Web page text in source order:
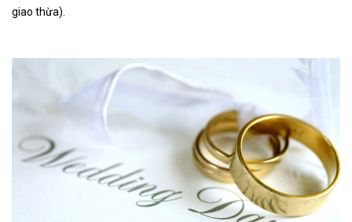
giao thừa).